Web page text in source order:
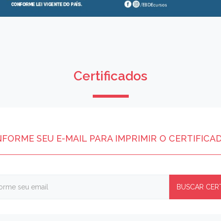
Certificados
SEU E-MAIL PARA IMPRIMIR O